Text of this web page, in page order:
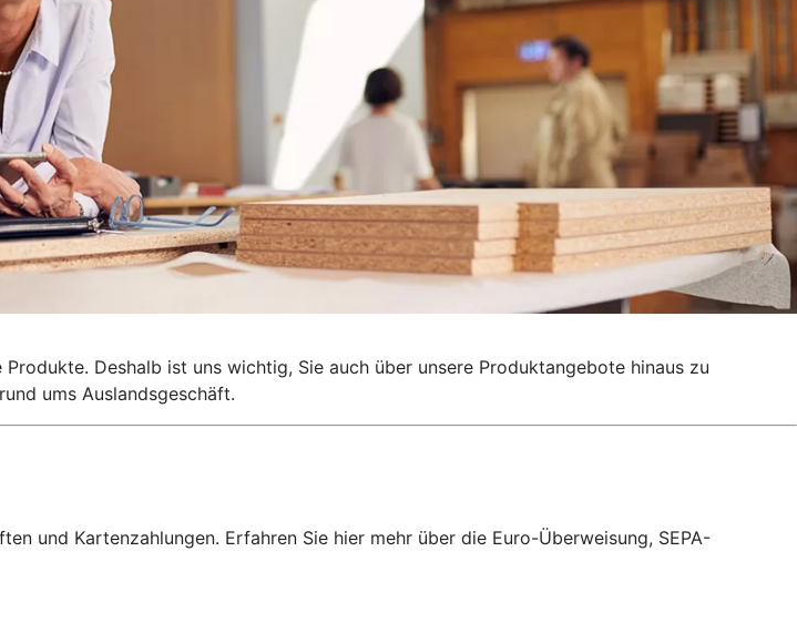
Deshalb ist uns wichtig, Sie auch über unsere Produktangebote hinaus zu
ums Auslandsgeschäft.
und Kartenzahlungen. Erfahren Sie hier mehr über die Euro-Überweisung, SEPA-